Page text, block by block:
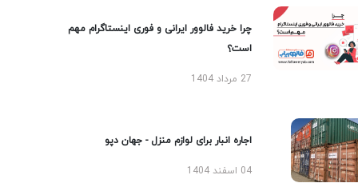
چرا خرید فالوور ایرانی و فوری اینستاگرام مهم
است؟
27 مرداد 1404
اجاره انبار برای لوازم منزل - جهان دپو
04 اسفند 1404